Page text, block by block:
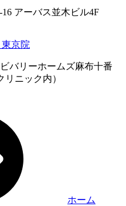
アーバス並木ビル4F
京院
バリーホームズ麻布十番
リニック内）
ホーム